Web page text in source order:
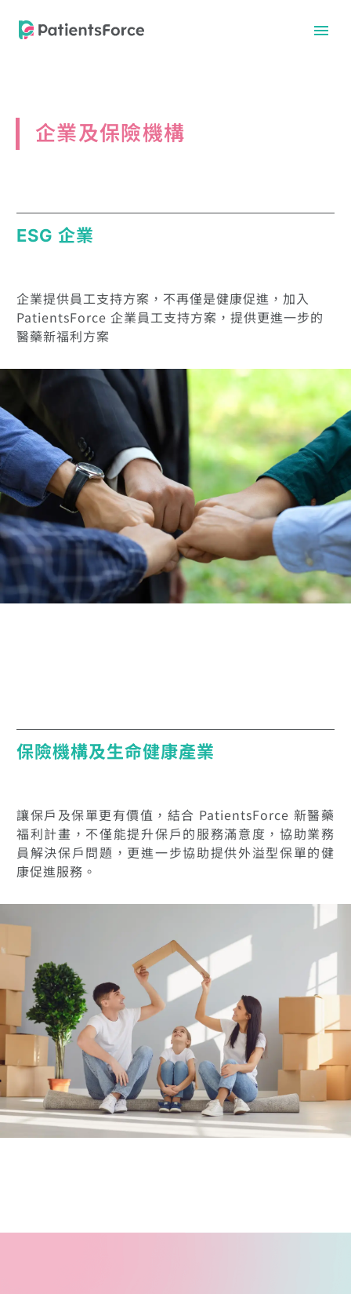
中文
中文
企業及保險機構
ESG 企業
企業提供員工支持方案，不再僅是健康促進，加入
PatientsForce 企業員工支持方案，提供更進一步的
醫藥新福利方案
保險機構及生命健康產業
讓保戶及保單更有價值，結合 PatientsForce 新醫藥
福利計畫，不僅能提升保戶的服務滿意度，協助業務
員解決保戶問題，更進一步協助提供外溢型保單的健
康促進服務。